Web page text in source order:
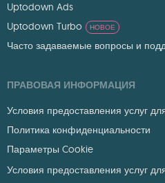
Uptodown Ads
Uptodown Turbo
НОВОЕ
Часто задаваемые вопросы и
ПРАВОВАЯ ИНФОРМАЦИЯ
Условия предоставления услуг
Политика конфиденциальности
Параметры Cookie
Условия предоставления услуг